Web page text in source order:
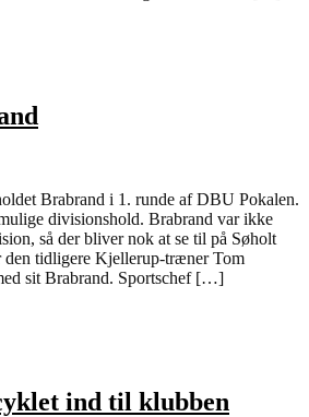
Brabrand i 1. runde af DBU Pokalen.
divisionshold. Brabrand var ikke
så der bliver nok at se til på Søholt
den tidligere Kjellerup-træner Tom
sit Brabrand. Sportschef […]
ind til klubben